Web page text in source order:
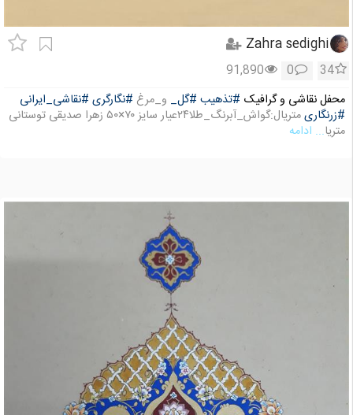
Zahra sedighi
34
0
91,890
محفل نقاشی و گرافیک #تذهیب #گل_ و_مرغ #نگارگری #نقاشی_ایرانی
#زرنگاری
متریال:گواش_آبرنگ_طلا۲۴عیار سایز ۷۰×۵۰ زهرا صدیقی توستانی
متریا... ادامه